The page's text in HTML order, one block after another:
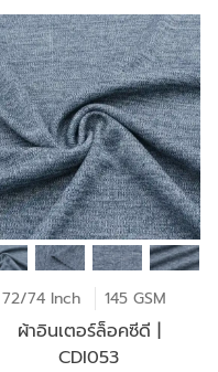
72/74 Inch 145 GSM
ผ้าอินเตอร์ล็อคซีดี |
CDI053